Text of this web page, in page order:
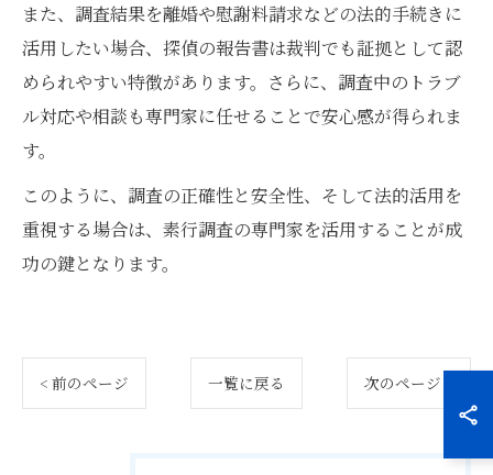
また、調査結果を離婚や慰謝料請求などの法的手続きに
活用したい場合、探偵の報告書は裁判でも証拠として認
められやすい特徴があります。さらに、調査中のトラブ
ル対応や相談も専門家に任せることで安心感が得られま
す。
このように、調査の正確性と安全性、そして法的活用を
重視する場合は、素行調査の専門家を活用することが成
功の鍵となります。
< 前のページ 一覧に戻る 次のページ >